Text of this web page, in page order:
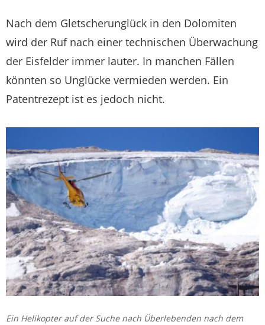
Nach dem Gletscherunglück in den Dolomiten
wird der Ruf nach einer technischen Überwachung
der Eisfelder immer lauter. In manchen Fällen
könnten so Unglücke vermieden werden. Ein
Patentrezept ist es jedoch nicht.
Ein Helikopter auf der Suche nach Überlebenden nach dem